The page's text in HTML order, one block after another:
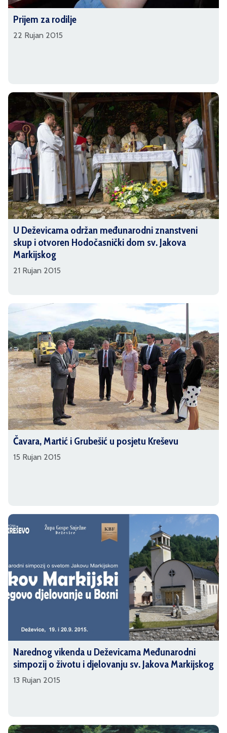
Prijem za rodilje
22 Rujan 2015
U Deževicama održan međunarodni znanstveni
skup i otvoren Hodočasnički dom sv. Jakova
Markijskog
21 Rujan 2015
Čavara, Martić i Grubešić u posjetu Kreševu
15 Rujan 2015
Narednog vikenda u Deževicama Međunarodni
simpozij o životu i djelovanju sv. Jakova Markijskog
13 Rujan 2015